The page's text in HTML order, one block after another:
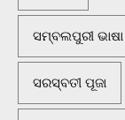
ସମ୍ବଲପୁରୀ
ସରସ୍ବତୀ ପୂଜା